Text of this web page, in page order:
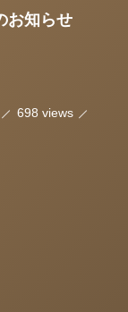
お知らせ
698 views